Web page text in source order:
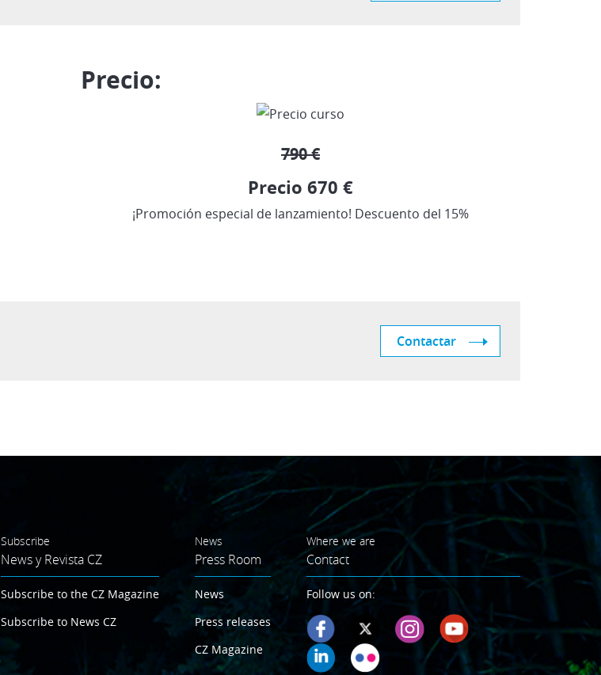
Precio:
790 €
Precio 670 €
¡Promoción especial de lanzamiento! Descuento del 15%
Contactar
Subscribe
News y Revista CZ
Subscribe to the CZ Magazine
Subscribe to News CZ
News
Press Room
News
Press releases
CZ Magazine
Where we are
Contact
Follow us on: